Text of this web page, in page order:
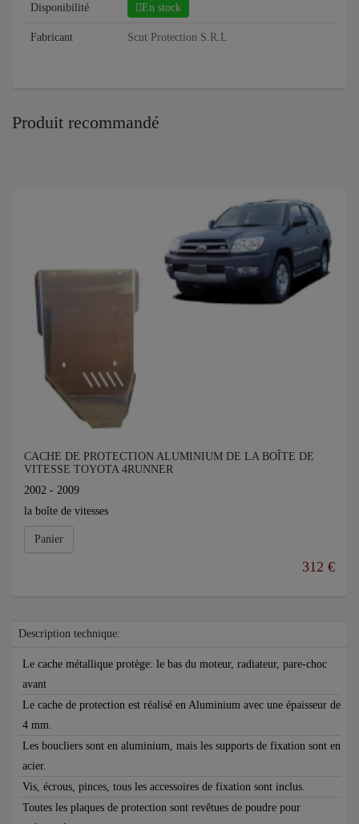
Disponibilité En stock
Fabricant Scut Protection S.R.L
Produit recommandé
CACHE DE PROTECTION ALUMINIUM DE LA BOÎTE DE
VITESSE TOYOTA 4RUNNER
2002 - 2009
la boîte de vitesses
Panier
312 €
Description technique:
Le cache métallique protège: le bas du moteur, radiateur, pare-choc
avant
Le cache de protection est réalisé en Aluminium avec une épaisseur de
4 mm.
Les boucliers sont en aluminium, mais les supports de fixation sont en
acier.
Vis, écrous, pinces, tous les accessoires de fixation sont inclus.
Toutes les plaques de protection sont revêtues de poudre pour